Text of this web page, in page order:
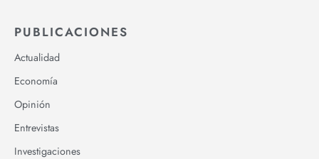
PUBLICACIONES
Actualidad
Economía
Opinión
Entrevistas
Investigaciones